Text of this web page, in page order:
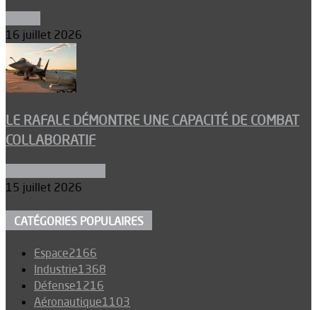
16 juillet 2026
LE RAFALE DÉMONTRE UNE CAPACITÉ DE COMBAT
COLLABORATIF
15 juillet 2026
CATÉGORIES POPULAIRES
Espace2166
Industrie1368
Défense1216
Aéronautique1103